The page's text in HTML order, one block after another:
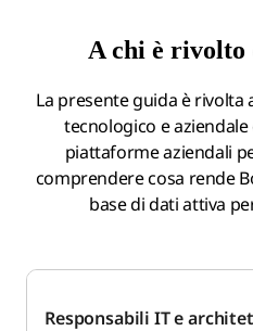
A chi è rivolto
La presente guida è
tecnologico e
piattaforme aziendali
comprendere cosa rende
base di dati attiva
Responsabili IT e